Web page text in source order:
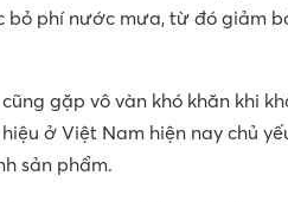
bỏ phí nước mưa, từ đó giảm
cũng gặp vô vàn khó khăn khi
ở Việt Nam hiện nay chủ
sản phẩm.